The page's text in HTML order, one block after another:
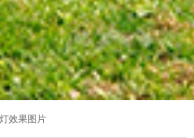
效果图片